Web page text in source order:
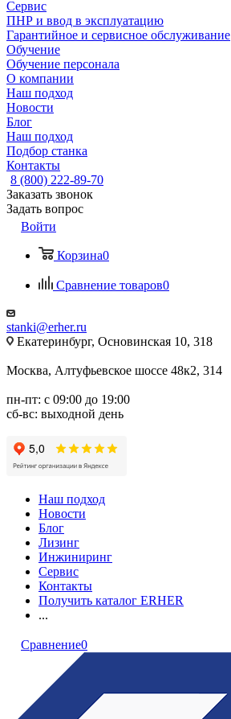
Сервис
ПНР и ввод в эксплуатацию
Гарантийное и сервисное обслуживание
Обучение
Обучение персонала
О компании
Наш подход
Новости
Блог
Наш подход
Подбор станка
Контакты
8 (800) 222-89-70
Заказать звонок
Задать вопрос
Войти
Корзина0
Сравнение товаров0
stanki@erher.ru
Екатеринбург, Основинская 10, 318
Москва, Алтуфьевское шоссе 48к2, 314
пн-пт: с 09:00 до 19:00
сб-вс: выходной день
Наш подход
Новости
Блог
Лизинг
Инжиниринг
Сервис
Контакты
Получить каталог ERHER
...
Сравнение0